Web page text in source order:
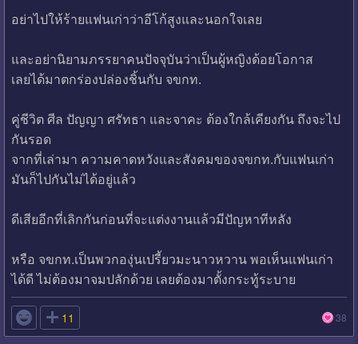
อย่าไปให้ร้ายแฟนเก่าว่าอีโก้สูงและนอกใจเลย
และอย่านิยามภรรยาคนปัจจุบันว่าเป็นผู้หญิงด้อยโอกาส
เลยได้มาตกร่องปล่องชิ้นกับ จขกท.
คู่ชีวิต ศีล ปัญญา ศรัทธา และจาคะ ต้องใกล้เคียงกัน ถึงจะไป
กันรอด
จากที่เล่ามา ความคาดหวังและสังคมของจขกท.กับแฟนเก่า
มันก็ไปกันไม่ได้อยู่แล้ว
ดีเสียอีกที่เลิกกันก่อนที่จะแต่งงานแล้วมีปัญหาทีหลัง
หรือ จขกท.เป็นพวกองุ่นเปรี้ยวมะนาวหวาน พอเห็นแฟนเก่า
ได้ดี ไม่ต้องมาจมปลักด้วย เลยต้องมาตั้งกระทู้ระบาย
 11 38